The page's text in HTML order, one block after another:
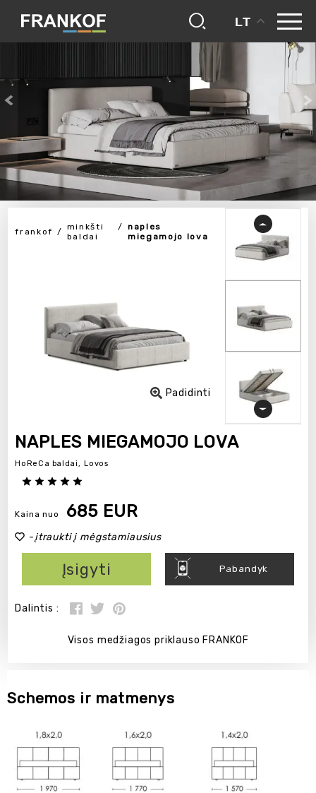
LT
frankof
minkšti
baldai
naples
miegamojo lova
Padidinti
NAPLES MIEGAMOJO LOVA
HoReCa baldai, Lovos
Kaina nuo 685 EUR
-įtraukti į mėgstamiausius
Įsigyti Pabandyk
Dalintis :
Visos medžiagos priklauso FRANKOF
Schemos ir matmenys